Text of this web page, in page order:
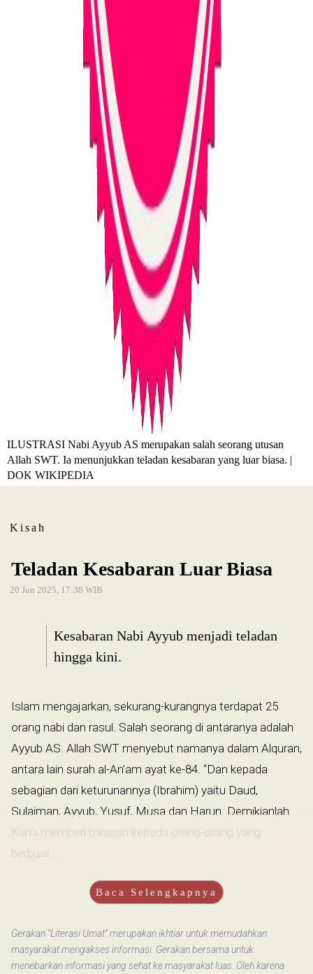
ILUSTRASI Nabi Ayyub AS merupakan salah seorang utusan
Allah SWT. Ia menunjukkan teladan kesabaran yang luar biasa. |
DOK WIKIPEDIA
Kisah
Teladan Kesabaran Luar Biasa
20 Jun 2025, 17:38 WIB
Kesabaran Nabi Ayyub menjadi teladan
hingga kini.
Islam mengajarkan, sekurang-kurangnya terdapat 25
orang nabi dan rasul. Salah seorang di antaranya adalah
Ayyub AS. Allah SWT menyebut namanya dalam Alquran,
antara lain surah al-An'am ayat ke-84. “Dan kepada
sebagian dari keturunannya (Ibrahim) yaitu Daud,
Sulaiman, Ayyub, Yusuf, Musa dan Harun. Demikianlah
Kami memberi balasan kepada orang-orang yang
berbuat...
Baca Selengkapnya
Gerakan “Literasi Umat” merupakan ikhtiar untuk memudahkan
masyarakat mengakses informasi. Gerakan bersama untuk
menebarkan informasi yang sehat ke masyarakat luas. Oleh karena